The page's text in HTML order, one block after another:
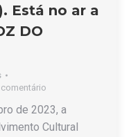
Está no ar a
DO
de 2023, a
Cultural